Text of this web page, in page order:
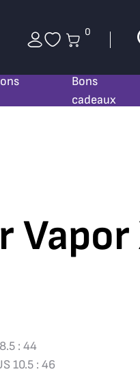
Bons
cadeaux
0
Vapor
: 44
10.5 : 46